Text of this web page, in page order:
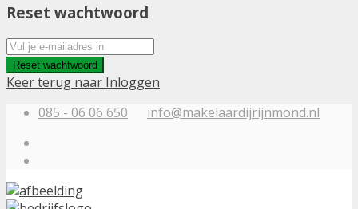
Reset wachtwoord
Reset wachtwoord
Keer terug naar Inloggen
085 - 06 06 650
info@makelaardijrijnmond.nl